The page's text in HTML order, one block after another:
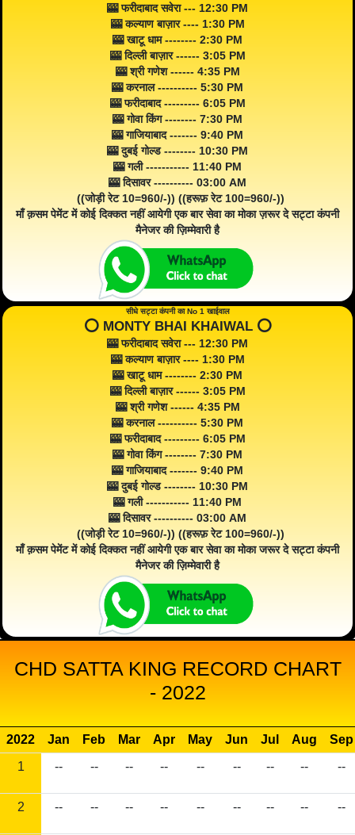
🎰 फरीदाबाद सवेरा --- 12:30 PM
🎰 कल्याण बाज़ार ---- 1:30 PM
🎰 खाटू धाम -------- 2:30 PM
🎰 दिल्ली बाज़ार ------ 3:05 PM
🎰 श्री गणेश ------ 4:35 PM
🎰 करनाल ---------- 5:30 PM
🎰 फरीदाबाद --------- 6:05 PM
🎰 गोवा किंग -------- 7:30 PM
🎰 गाजियाबाद ------- 9:40 PM
🎰 दुबई गोल्ड -------- 10:30 PM
🎰 गली ----------- 11:40 PM
🎰 दिसावर ---------- 03:00 AM
((जोड़ी रेट 10=960/-)) ((हरूफ़ रेट 100=960/-))
माँ क़सम पेमेंट में कोई दिक्कत नहीं आयेगी एक बार सेवा का मोका ज़रूर दे सट्टा कंपनी
मैनेजर की ज़िम्मेवारी है
सीधे सट्टा कंपनी का No 1 खाईवाल
⭕️ MONTY BHAI KHAIWAL ⭕️
🎰 फरीदाबाद सवेरा --- 12:30 PM
🎰 कल्याण बाज़ार ---- 1:30 PM
🎰 खाटू धाम -------- 2:30 PM
🎰 दिल्ली बाज़ार ------ 3:05 PM
🎰 श्री गणेश ------ 4:35 PM
🎰 करनाल ---------- 5:30 PM
🎰 फरीदाबाद --------- 6:05 PM
🎰 गोवा किंग -------- 7:30 PM
🎰 गाजियाबाद ------- 9:40 PM
🎰 दुबई गोल्ड -------- 10:30 PM
🎰 गली ----------- 11:40 PM
🎰 दिसावर ---------- 03:00 AM
((जोड़ी रेट 10=960/-)) ((हरूफ़ रेट 100=960/-))
माँ क़सम पेमेंट में कोई दिक्कत नहीं आयेगी एक बार सेवा का मोका जरूर दे सट्टा कंपनी
मैनेजर की ज़िम्मेवारी है
CHD SATTA KING RECORD CHART
- 2022
2022 Jan Feb Mar Apr May Jun Jul Aug
Sep
1
-- -- -- -- -- -- -- -- --
2 -- -- -- -- -- -- -- -- --